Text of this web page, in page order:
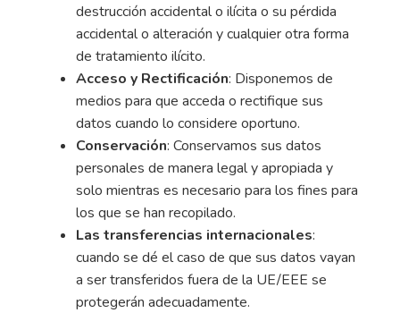
destrucción accidental o ilícita o su pérdida
accidental o alteración y cualquier otra forma
de tratamiento ilícito.
Acceso y Rectificación: Disponemos de
medios para que acceda o rectifique sus
datos cuando lo considere oportuno.
Conservación: Conservamos sus datos
personales de manera legal y apropiada y
solo mientras es necesario para los fines para
los que se han recopilado.
Las transferencias internacionales:
cuando se dé el caso de que sus datos vayan
a ser transferidos fuera de la UE/EEE se
protegerán adecuadamente.